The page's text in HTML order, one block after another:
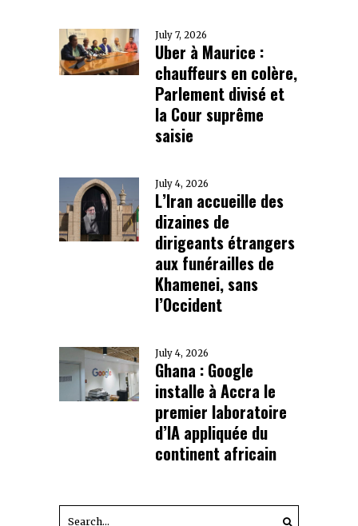
July 7, 2026
Uber à Maurice :
chauffeurs en colère,
Parlement divisé et
la Cour suprême
saisie
July 4, 2026
L’Iran accueille des
dizaines de
dirigeants étrangers
aux funérailles de
Khamenei, sans
l’Occident
July 4, 2026
Ghana : Google
installe à Accra le
premier laboratoire
d’IA appliquée du
continent africain